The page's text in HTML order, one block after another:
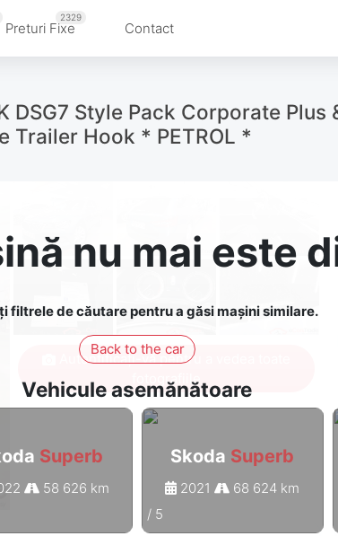
Preturi Fixe
2329
Contact
DSG7 Style Pack Corporate Plus
Trailer Hook * PETROL *
nu mai este
filtrele de căutare pentru a găsi mașini similare.
Back to the car
Vehicule asemănătoare
Superb
58 626 km
Skoda Superb
2021 68 624 km
/ 5
Autentificați-vă pentru a vedea toate
fotografiile